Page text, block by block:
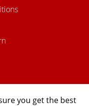
you get the best